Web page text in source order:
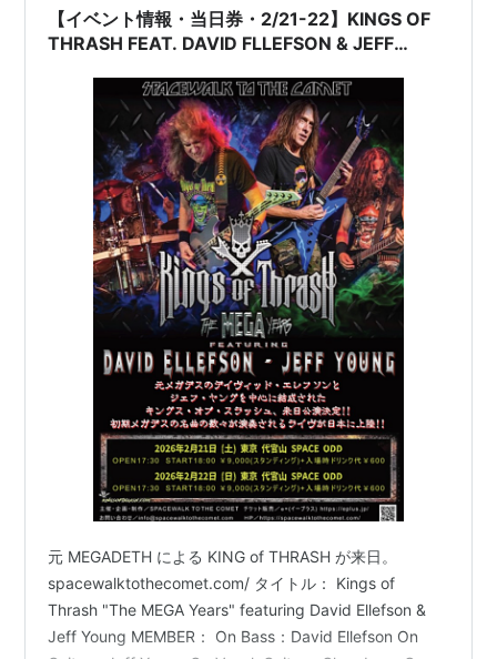
【イベント情報・当日券・2/21-22】KINGS OF
THRASH FEAT. DAVID FLLEFSON & JEFF
元 MEGADETH による KING of THRASH が来日。
spacewalktothecomet.com/ タイトル： Kings of
Thrash "The MEGA Years" featuring David Ellefson &
Jeff Young MEMBER： On Bass：David Ellefson On